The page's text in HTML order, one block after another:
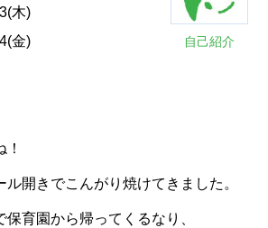
自己紹介
木)
金)
開きでこんがり焼けてきました。
育園から帰ってくるなり、